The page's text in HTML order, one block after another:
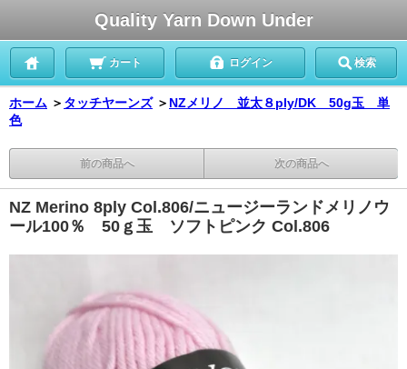
Quality Yarn Down Under
カート ログイン 検索
ホーム ＞ タッチヤーンズ ＞ NZメリノ 並太８ply/DK 50g玉 単
色
前の商品へ 次の商品へ
NZ Merino 8ply Col.806/ニュージーランドメリノウ
ール100％ 50ｇ玉 ソフトピンク Col.806